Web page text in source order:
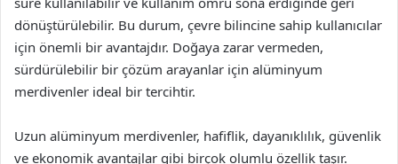
dönüştürülebilir. Bu durum, çevre bilincine sahip kullanıcılar
için önemli bir avantajdır. Doğaya zarar vermeden,
sürdürülebilir bir çözüm arayanlar için alüminyum
merdivenler ideal bir tercihtir.
Uzun alüminyum merdivenler, hafiflik, dayanıklılık, güvenlik
ve ekonomik avantajlar gibi birçok olumlu özellik taşır.